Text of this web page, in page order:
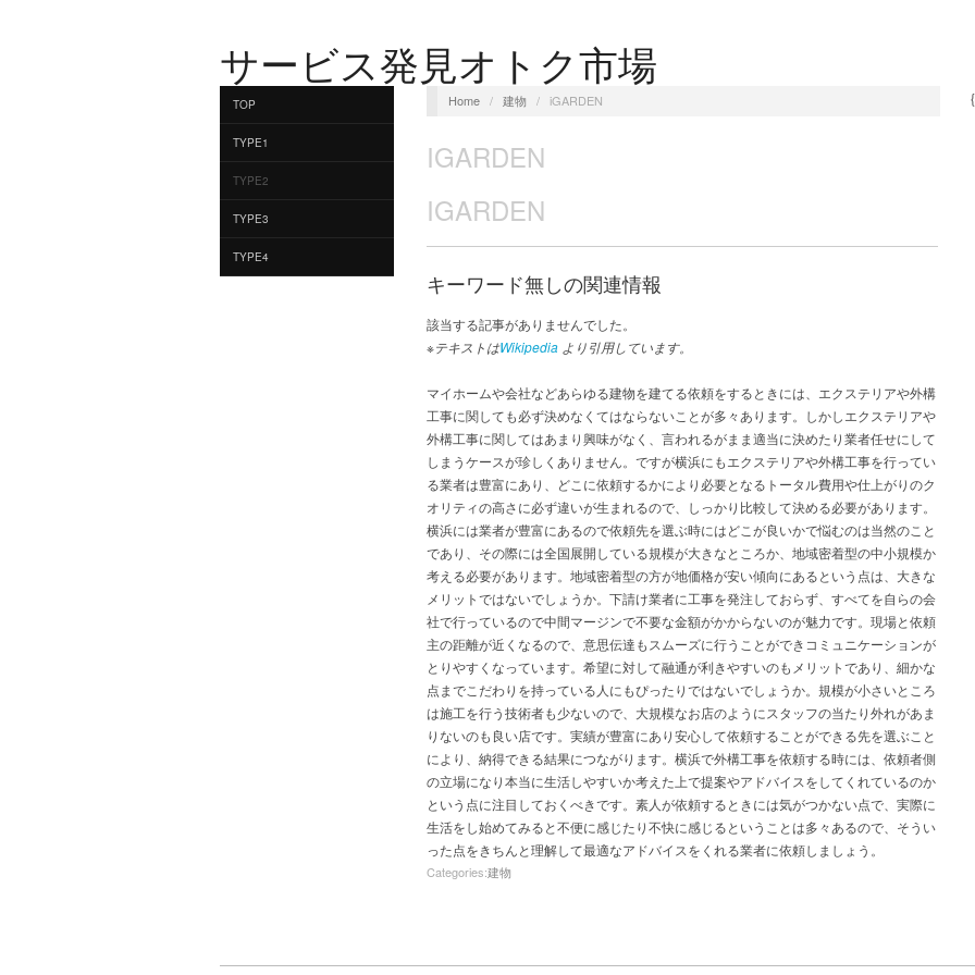
サービス発見オトク市場
TOP
TYPE1
TYPE2
TYPE3
TYPE4
Home / 建物 / iGARDEN
IGARDEN
IGARDEN
キーワード無しの関連情報
該当する記事がありませんでした。
※テキストはWikipedia より引用しています。
マイホームや会社などあらゆる建物を建てる依頼をするときには、エクステリアや外構
工事に関しても必ず決めなくてはならないことが多々あります。しかしエクステリアや
外構工事に関してはあまり興味がなく、言われるがまま適当に決めたり業者任せにして
しまうケースが珍しくありません。ですが横浜にもエクステリアや外構工事を行ってい
る業者は豊富にあり、どこに依頼するかにより必要となるトータル費用や仕上がりのク
オリティの高さに必ず違いが生まれるので、しっかり比較して決める必要があります。
横浜には業者が豊富にあるので依頼先を選ぶ時にはどこが良いかで悩むのは当然のこと
であり、その際には全国展開している規模が大きなところか、地域密着型の中小規模か
考える必要があります。地域密着型の方が地価格が安い傾向にあるという点は、大きな
メリットではないでしょうか。下請け業者に工事を発注しておらず、すべてを自らの会
社で行っているので中間マージンで不要な金額がかからないのが魅力です。現場と依頼
主の距離が近くなるので、意思伝達もスムーズに行うことができコミュニケーションが
とりやすくなっています。希望に対して融通が利きやすいのもメリットであり、細かな
点までこだわりを持っている人にもぴったりではないでしょうか。規模が小さいところ
は施工を行う技術者も少ないので、大規模なお店のようにスタッフの当たり外れがあま
りないのも良い店です。実績が豊富にあり安心して依頼することができる先を選ぶこと
により、納得できる結果につながります。横浜で外構工事を依頼する時には、依頼者側
の立場になり本当に生活しやすいか考えた上で提案やアドバイスをしてくれているのか
という点に注目しておくべきです。素人が依頼するときには気がつかない点で、実際に
生活をし始めてみると不便に感じたり不快に感じるということは多々あるので、そうい
った点をきちんと理解して最適なアドバイスをくれる業者に依頼しましょう。
Categories:建物